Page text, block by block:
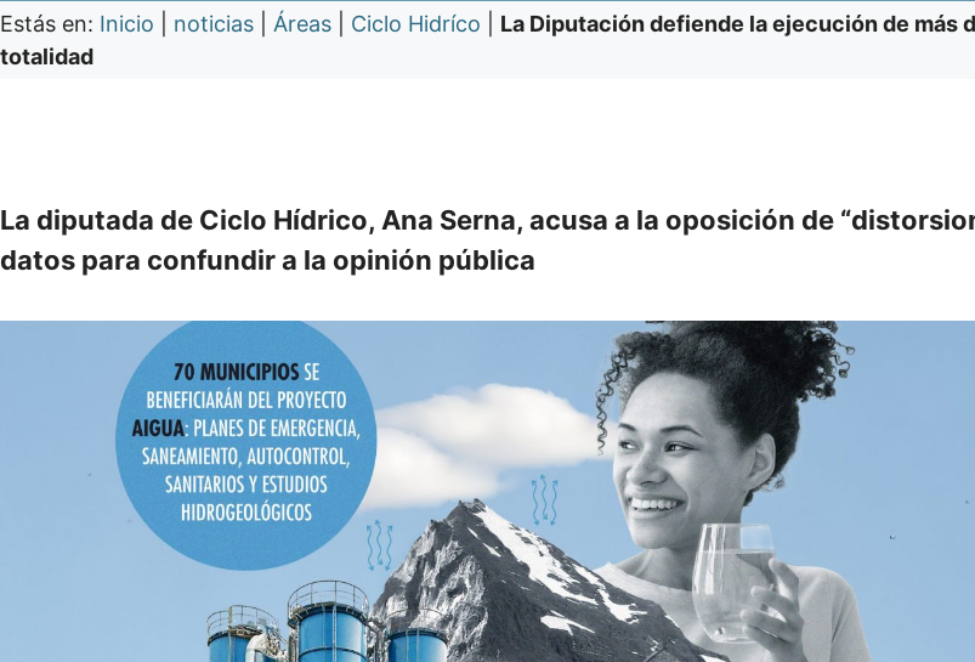
Estás en: Inicio noticias Áreas Ciclo Hidríco
La Diputación defiende la ejecución de más
totalidad
La diputada de Ciclo Hídrico, Ana Serna, acusa a la oposición de
datos para confundir a la opinión pública